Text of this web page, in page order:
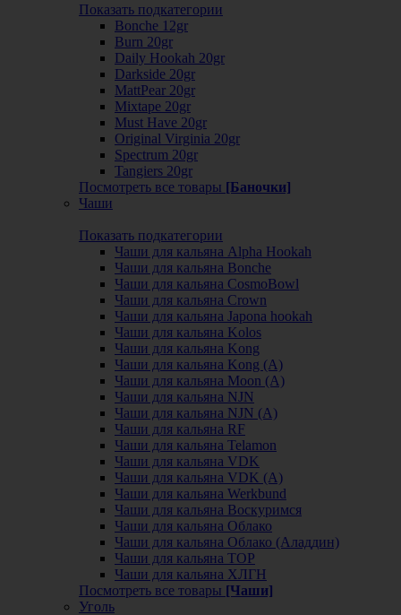
Показать подкатегории
Bonche 12gr
Burn 20gr
Daily Hookah 20gr
Darkside 20gr
MattPear 20gr
Mixtape 20gr
Must Have 20gr
Original Virginia 20gr
Spectrum 20gr
Tangiers 20gr
Посмотреть все товары [Баночки]
Чаши
Показать подкатегории
Чаши для кальяна Alpha Hookah
Чаши для кальяна Bonche
Чаши для кальяна CosmoBowl
Чаши для кальяна Crown
Чаши для кальяна Japona hookah
Чаши для кальяна Kolos
Чаши для кальяна Kong
Чаши для кальяна Kong (A)
Чаши для кальяна Moon (А)
Чаши для кальяна NJN
Чаши для кальяна NJN (А)
Чаши для кальяна RF
Чаши для кальяна Telamon
Чаши для кальяна VDK
Чаши для кальяна VDK (А)
Чаши для кальяна Werkbund
Чаши для кальяна Воскуримся
Чаши для кальяна Облако
Чаши для кальяна Облако (Аладдин)
Чаши для кальяна ТОР
Чаши для кальяна ХЛГН
Посмотреть все товары [Чаши]
Уголь